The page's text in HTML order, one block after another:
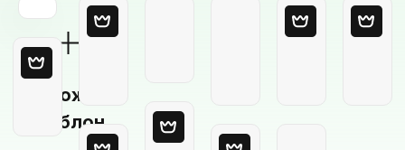
Порожній
шаблон